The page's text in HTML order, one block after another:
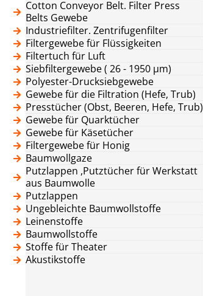
Cotton Conveyor Belt. Filter Press
Belts Gewebe
Industriefilter. Zentrifugenfilter
Filtergewebe für Flüssigkeiten
Filtertuch für Luft
Siebfiltergewebe ( 26 - 1950 μm)
Polyester-Drucksiebgewebe
Gewebe für die Filtration (Hefe, Trub)
Presstücher (Obst, Beeren, Hefe, Trub)
Gewebe für Quarktücher
Gewebe für Käsetücher
Filtergewebe für Honig
Baumwollgaze
Putzlappen ,Putztücher für Werkstatt
aus Baumwolle
Putzlappen
Ungebleichte Baumwollstoffe
Leinenstoffe
Baumwollstoffe
Stoffe für Theater
Akustikstoffe